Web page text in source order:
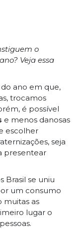
o
Veja essa
ano em que,
trocamos
é possível
e menos danosas
escolher
seja
presentear
Brasil se uniu
um consumo
muitas as
lugar o